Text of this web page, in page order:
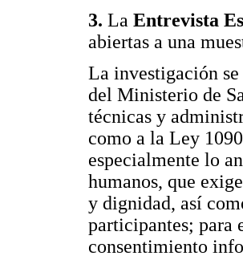
3. La Entrevista
abiertas a una
La investigación
del Ministerio de
técnicas y
como a la Ley
especialmente lo
humanos, que
y dignidad, así
participantes; para
consentimiento